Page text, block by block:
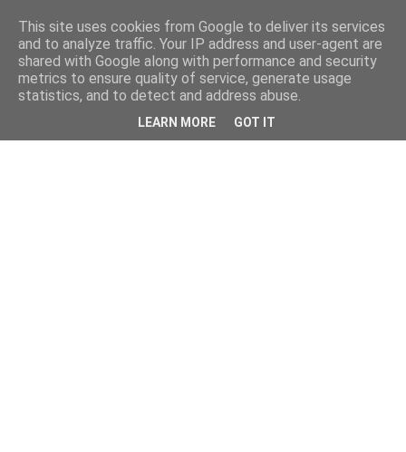
This site uses cookies from Google to deliver its services
and to analyze traffic. Your IP address and user-agent are
shared with Google along with performance and security
metrics to ensure quality of service, generate usage
statistics, and to detect and address abuse.
LEARN MORE GOT IT